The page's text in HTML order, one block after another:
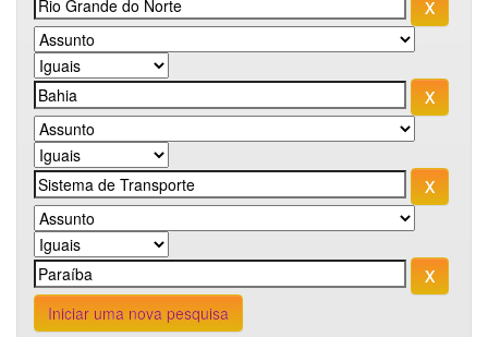
Iniciar uma nova pesquisa